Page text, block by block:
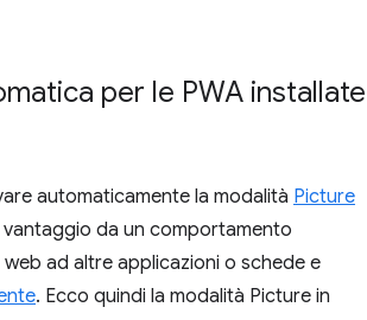
per le PWA installate
automaticamente la modalità Picture
da un comportamento
ad altre applicazioni o schede e
. Ecco quindi la modalità Picture in